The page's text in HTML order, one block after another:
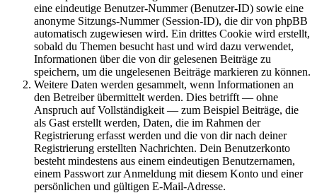
eine eindeutige Benutzer-Nummer (Benutzer-ID) sowie eine
anonyme Sitzungs-Nummer (Session-ID), die dir von phpBB
automatisch zugewiesen wird. Ein drittes Cookie wird erstellt,
sobald du Themen besucht hast und wird dazu verwendet,
Informationen über die von dir gelesenen Beiträge zu
speichern, um die ungelesenen Beiträge markieren zu können.
Weitere Daten werden gesammelt, wenn Informationen an
den Betreiber übermittelt werden. Dies betrifft — ohne
Anspruch auf Vollständigkeit — zum Beispiel Beiträge, die
als Gast erstellt werden, Daten, die im Rahmen der
Registrierung erfasst werden und die von dir nach deiner
Registrierung erstellten Nachrichten. Dein Benutzerkonto
besteht mindestens aus einem eindeutigen Benutzernamen,
einem Passwort zur Anmeldung mit diesem Konto und einer
persönlichen und gültigen E-Mail-Adresse.